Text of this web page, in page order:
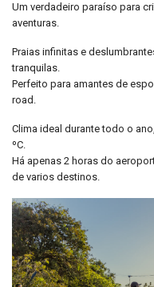
Um verdadeiro paraíso para
aventuras.
Praias infinitas e
tranquilas.
Perfeito para amantes de
road.
Clima ideal durante todo o
ºC.
Há apenas 2 horas do
de varios destinos.